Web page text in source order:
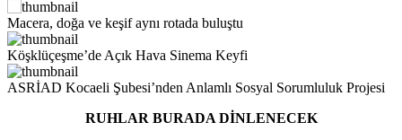
Macera, doğa ve keşif aynı rotada buluştu
Köşklüçeşme’de Açık Hava Sinema Keyfi
ASRİAD Kocaeli Şubesi’nden Anlamlı Sosyal Sorumluluk Projesi
RUHLAR BURADA DİNLENECEK